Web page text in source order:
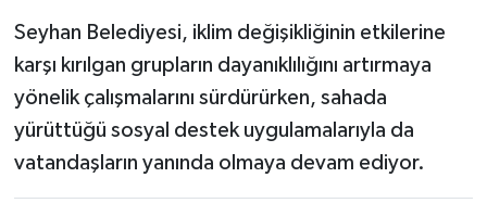
Seyhan Belediyesi, iklim değişikliğinin etkilerine
karşı kırılgan grupların dayanıklılığını artırmaya
yönelik çalışmalarını sürdürürken, sahada
yürüttüğü sosyal destek uygulamalarıyla da
vatandaşların yanında olmaya devam ediyor.